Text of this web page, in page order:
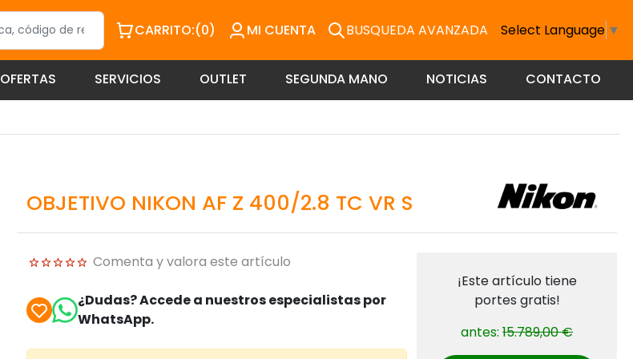
CARRITO:(0) MI CUENTA BUSQUEDA AVANZADA Select Language ▼
OFERTAS SERVICIOS OUTLET SEGUNDA MANO NOTICIAS CONTACTO
OBJETIVO NIKON AF Z 400/2.8 TC VR S
Comenta y valora este artículo
¿Dudas? Accede a nuestros especialistas por
WhatsApp.
¡Este artículo tiene
portes gratis!
antes:15.789,00 €